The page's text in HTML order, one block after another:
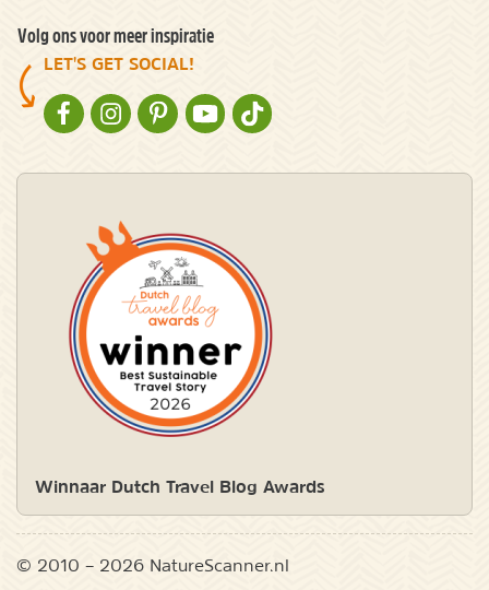
Volg ons voor meer inspiratie
LET'S GET SOCIAL!
NATURESCANNER OP FACEBOOK
NATURESCANNER OP INSTAGRAM
NATURESCANNER OP PINTEREST
NATURESCANNER OP YOUTUBE
NATURESCANNER OP TIKTOK
Winnaar Dutch Travel Blog Awards
© 2010 – 2026 NatureScanner.nl